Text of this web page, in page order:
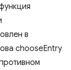
в
chooseEntry